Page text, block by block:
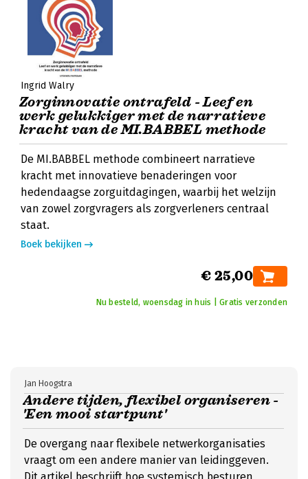
Ingrid Walry
Zorginnovatie ontrafeld - Leef en
werk gelukkiger met de narratieve
kracht van de MI.BABBEL methode
De MI.BABBEL methode combineert narratieve
kracht met innovatieve benaderingen voor
hedendaagse zorguitdagingen, waarbij het welzijn
van zowel zorgvragers als zorgverleners centraal
staat.
Boek bekijken
€ 25,00
Nu besteld, woensdag in huis | Gratis verzonden
Andere tijden, flexibel organiseren -
'Een mooi startpunt'
Jan Hoogstra
De overgang naar flexibele netwerkorganisaties
vraagt om een andere manier van leidinggeven.